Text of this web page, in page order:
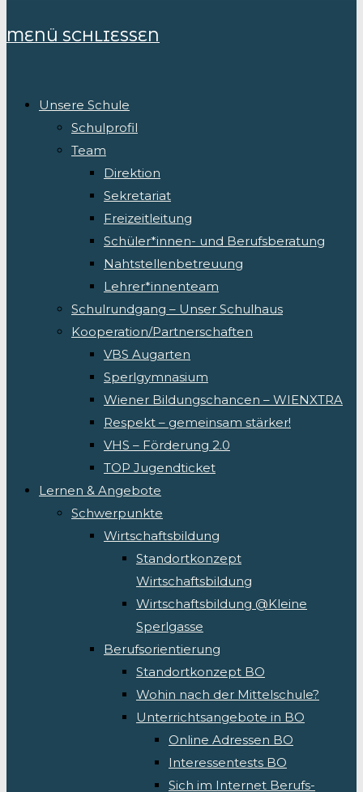
MENÜ SCHLIESSEN
Unsere Schule
Schulprofil
Team
Direktion
Sekretariat
Freizeitleitung
Schüler*innen- und Berufsberatung
Nahtstellenbetreuung
Lehrer*innenteam
Schulrundgang – Unser Schulhaus
Kooperation/Partnerschaften
VBS Augarten
Sperlgymnasium
Wiener Bildungschancen – WIENXTRA
Respekt – gemeinsam stärker!
VHS – Förderung 2.0
TOP Jugendticket
Lernen & Angebote
Schwerpunkte
Wirtschaftsbildung
Standortkonzept
Wirtschaftsbildung
Wirtschaftsbildung @Kleine
Sperlgasse
Berufsorientierung
Standortkonzept BO
Wohin nach der Mittelschule?
Unterrichtsangebote in BO
Online Adressen BO
Interessentests BO
Sich im Internet Berufs-